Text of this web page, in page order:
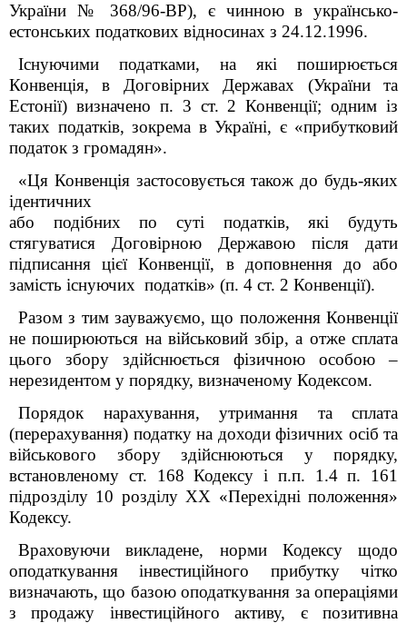
України № 368/96-ВР), є чинною в українсько-
естонських податкових відносинах з 24.12.1996.
Існуючими податками, на які поширюється
Конвенція, в Договірних Державах (України та
Естонії) визначено п. 3 ст. 2 Конвенції; одним із
таких податків, зокрема в Україні, є «прибутковий
податок з громадян».
«Ця Конвенція застосовується також до будь-яких
ідентичних
або подібних по суті податків, які будуть
стягуватися Договірною Державою після дати
підписання цієї Конвенції, в доповнення до або
замість існуючих податків» (п. 4 ст. 2 Конвенції).
Разом з тим зауважуємо, що положення Конвенції
не поширюються на військовий збір, а отже сплата
цього збору здійснюється фізичною особою –
нерезидентом у порядку, визначеному Кодексом.
Порядок нарахування, утримання та сплата
(перерахування) податку на доходи фізичних осіб та
військового збору здійснюються у порядку,
встановленому ст. 168 Кодексу і п.п. 1.4 п. 161
підрозділу 10 розділу XX «Перехідні положення»
Кодексу.
Враховуючи викладене, норми Кодексу щодо
оподаткування інвестиційного прибутку чітко
визначають, що базою оподаткування за операціями
з продажу інвестиційного активу, є позитивна